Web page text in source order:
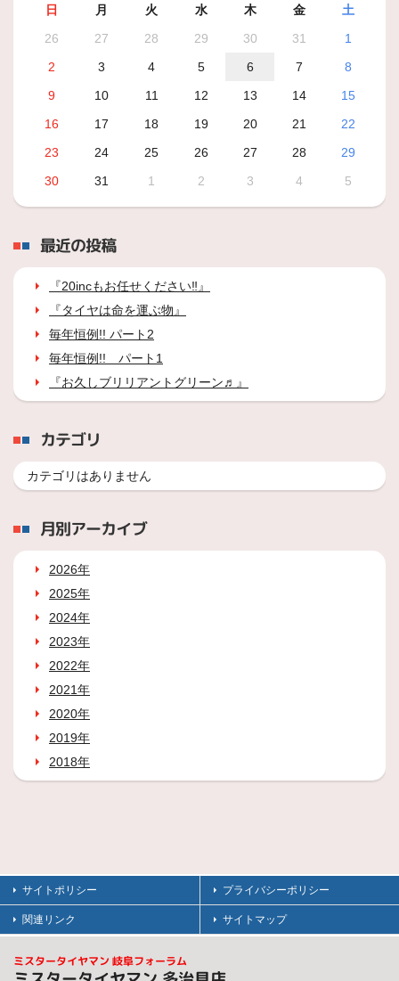
日 月 火 水 木 金
土
26
27 28 29 30 31
1
2
3 4 5 6 7
8
9
10 11 12 13 14
15
16
17 18 19 20 21
22
23
24 25 26 27 28
29
30
31 1 2 3 4 5
最近の投稿
『20incもお任せください‼』
『タイヤは命を運ぶ物』
毎年恒例!! パート2
毎年恒例!! パート1
『お久しブリリアントグリーン♬』
カテゴリ
カテゴリはありません
月別アーカイブ
2026年
2025年
2024年
2023年
2022年
2021年
2020年
2019年
2018年
サイトポリシー プライバシーポリシー
関連リンク サイトマップ
ミスタータイヤマン 岐阜フォーラム